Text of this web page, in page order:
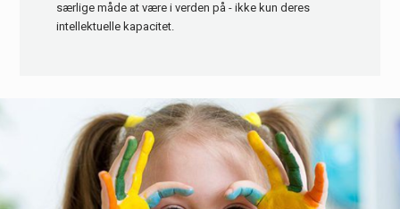
særlige måde at være i verden på - ikke kun deres
intellektuelle kapacitet.